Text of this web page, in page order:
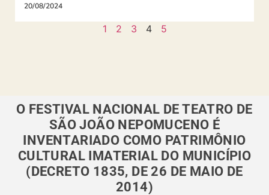
20/08/2024
1 2 3 4 5
O FESTIVAL NACIONAL DE TEATRO DE
SÃO JOÃO NEPOMUCENO É
INVENTARIADO COMO PATRIMÔNIO
CULTURAL IMATERIAL DO MUNICÍPIO
(DECRETO 1835, DE 26 DE MAIO DE
2014)